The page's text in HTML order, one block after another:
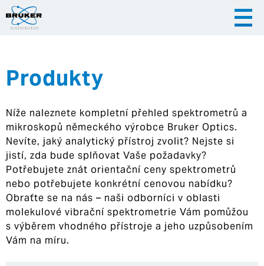
|
Hrvatska
Produkty
Níže naleznete kompletní přehled spektrometrů a
mikroskopů německého výrobce Bruker Optics.
Nevíte, jaký analytický přístroj zvolit? Nejste si
jistí, zda bude splňovat Vaše požadavky?
Potřebujete znát orientační ceny spektrometrů
nebo potřebujete konkrétní cenovou nabídku?
Obraťte se na nás – naši odborníci v oblasti
molekulové vibrační spektrometrie Vám pomůžou
s výběrem vhodného přístroje a jeho uzpůsobením
Vám na míru.